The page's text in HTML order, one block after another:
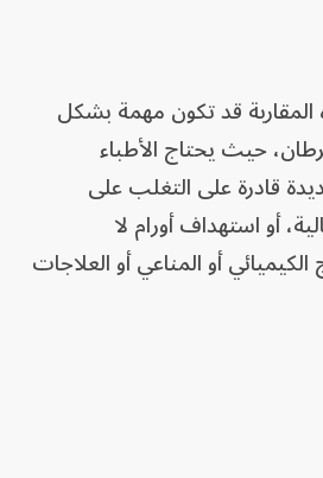
المقاربة قد تكون مهمة بشكل
حيث يحتاج الأطباء
قادرة على التغلب على
أو استهداف أورام لا
أو المناعي أو العلاجات